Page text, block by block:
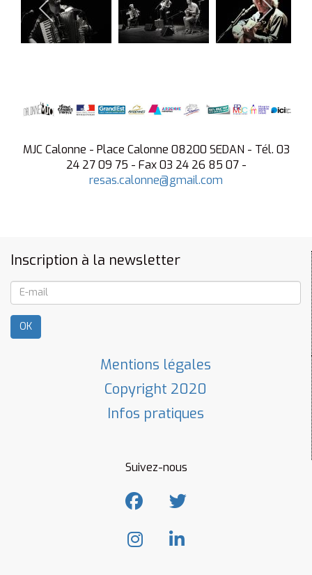
MJC Calonne - Place Calonne 08200 SEDAN - Tél. 03
24 27 09 75 - Fax 03 24 26 85 07 -
resas.calonne@gmail.com
Inscription à la newsletter
OK
Mentions légales
Copyright 2020
Infos pratiques
Suivez-nous